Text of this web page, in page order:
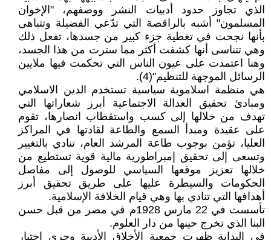
الذي تجاوز حدود أدبيات النشر ووصفهم، "الإخوان
المسلمون" أشبه بالراقصة التي تدّعي الفضيلة وتتباهى
بأنها نجحت في تغطية جزء كبير من جسدها، تفعل ذلك
وهي تتناسى أنها كشفت أكثر مما سترت من هذا الجسد،
وهنا اعتمدت على عيون الناس التي تحكمت فيها ملايين
الرسائل الموجهة للتنظيم"(4).
هي منظمة اسلاموية سياسية تستخدم الدين الاسلامي
ومبادئ تحقيق العدالة الاجتماعية أبرز شعاراتها التي
تهدف من خلالها إلى كسب واستقطاب انصارها، تقوم
على عقيدة ومبدأ السمع والطاعة لقادتها في المراكز
العليا، تؤمن بوجوب طاعة المرشد العام، تنادي بالتغيير
وتسعى إلى تحقيق إمبراطورية مالية قوية تستطيع من
خلالها تعزيز موقعها السياسي للوصول إلى مفاصل
الحكومات والسيطرة عليها على طريق تحقيق أبرز
أهدافها التي تنادي بها وهي قيام الخلافة الإسلامية.
تأسست في 22 مارس 1928م في مصر من قبل حسن
البنا الذي تخرج حينها من دار العلوم.
في البداية ظهرت جمعية الأخلاق الأدبية وجرى اختيار